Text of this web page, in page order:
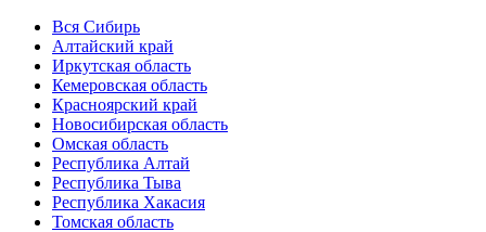
Вся Сибирь
Алтайский край
Иркутская область
Кемеровская область
Красноярский край
Новосибирская область
Омская область
Республика Алтай
Республика Тыва
Республика Хакасия
Томская область